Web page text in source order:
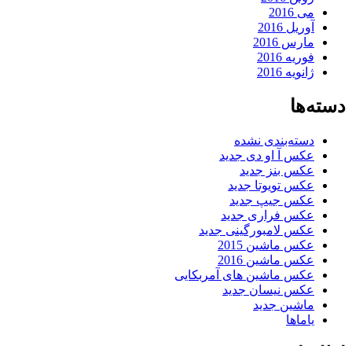
می 2016
آوریل 2016
مارس 2016
فوریه 2016
ژانویه 2016
دسته‌ها
دسته‌بندی نشده
عکس آ او دی جدید
عکس بنز جدید
عکس تویوتا جدید
عکس جیپ جدید
عکس فراری جدید
عکس لامبورگینی جدید
عکس ماشین 2015
عکس ماشین 2016
عکس ماشین های آمربکایی
عکس نیسان جدید
ماشین جدید
یاماها